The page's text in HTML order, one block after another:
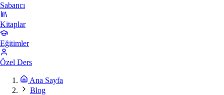
Sabancı
Kitaplar
Eğitimler
Özel Ders
Ana Sayfa
Blog